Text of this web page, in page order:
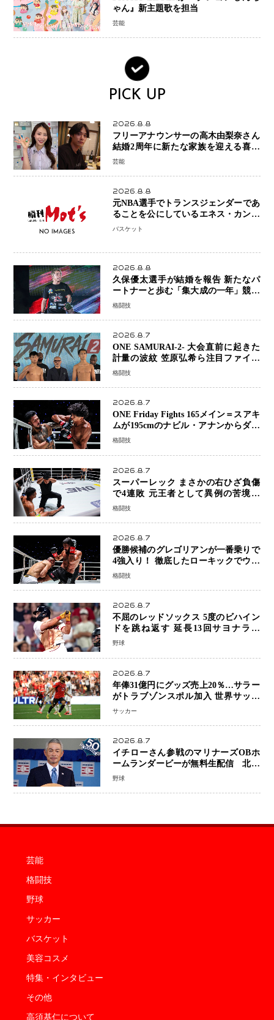
ゃん』新主題歌を担当
芸能
PICK UP
2026.8.8
フリーアナウンサーの高木由梨奈さん
結婚2周年に新たな家族を迎える喜び
を報告 夫・岸田タツヤさんと連名
芸能
2026.8.8
元NBA選手でトランスジェンダーであ
ることを公にしているエネス・カンタ
ーがWNBAドラフト参戦を表明「参加
バスケット
2026.8.8
久保優太選手が結婚を報告 新たなパ
ートナーと歩む「集大成の一年」競技
生活を支える存在に感謝
格闘技
2026.8.7
ONE SAMURAI-2- 大会直前に起きた
計量の波紋 笠原弘希ら注目ファイタ
ーは契約体重で決戦へ、山本歩夢と平
格闘技
2026.8.7
ONE Friday Fights 165メイン＝スアキ
ムが195cmのナビル・アナンからダウ
ン奪取！猛反撃を耐え抜き判定勝利、
格闘技
2026.8.7
スーパーレック まさかの右ひざ負傷
で4連敗 元王者として異例の苦境…
「アクシデント」でも消えない危険信
格闘技
2026.8.7
優勝候補のグレゴリアンが一番乗りで
4強入り！ 徹底したローキックでウス
ビャンを攻略、判定勝利
格闘技
2026.8.7
不屈のレッドソックス 5度のビハイン
ドを跳ね返す 延長13回サヨナラ勝
ち 吉田正尚選手も2安打1打点で貢献 4
野球
2026.8.7
年俸31億円にグッズ売上20％…サラー
がトラブゾンスポル加入 世界サッカ
ーは「五大リーグ一強」から新時代へ
サッカー
2026.8.7
イチローさん参戦のマリナーズOBホ
ームランダービーが無料生配信 北米
ならではの“魅せる興行”に世界が注目
野球
芸能
格闘技
野球
サッカー
バスケット
美容コスメ
特集・インタビュー
その他
高須基仁について